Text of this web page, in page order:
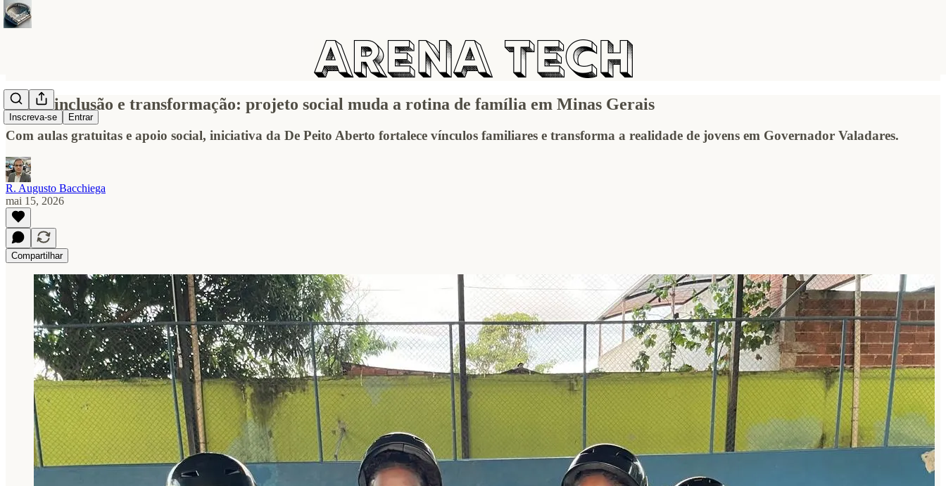
Inscreva-se Entrar
Skate, inclusão e transformação: projeto social muda a rotina de família em Minas Gerais
Com aulas gratuitas e apoio social, iniciativa da De Peito Aberto fortalece vínculos familiares e transforma a realidade de jovens em Governador Valadares.
R. Augusto Bacchiega
mai 15, 2026
Compartilhar